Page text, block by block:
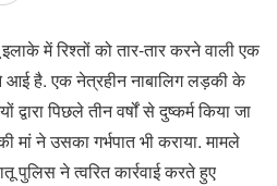
इलाके में रिश्तों को तार-तार करने वाली एक
आई है. एक नेत्रहीन नाबालिग लड़की के
पिछले तीन वर्षों से दुष्कर्म किया जा
मां ने उसका गर्भपात भी कराया. मामले
पुलिस ने त्वरित कार्रवाई करते हुए